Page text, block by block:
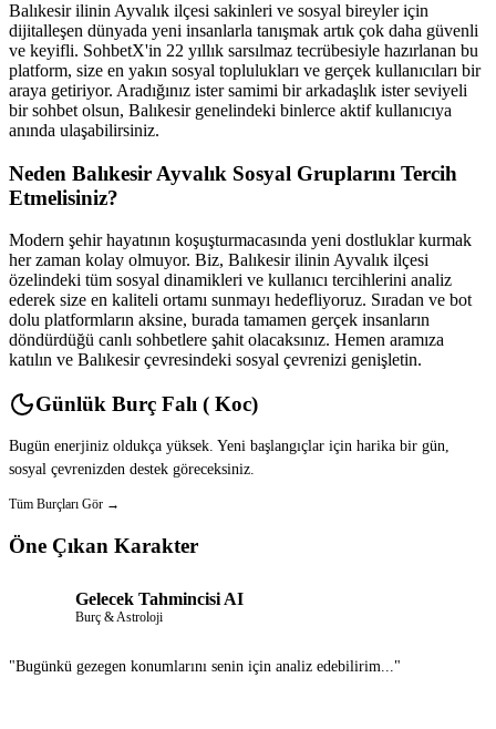
Balıkesir ilinin Ayvalık ilçesi sakinleri ve sosyal bireyler için
dijitalleşen dünyada yeni insanlarla tanışmak artık çok daha güvenli
ve keyifli. SohbetX'in 22 yıllık sarsılmaz tecrübesiyle hazırlanan bu
platform, size en yakın sosyal toplulukları ve gerçek kullanıcıları bir
araya getiriyor. Aradığınız ister samimi bir arkadaşlık ister seviyeli
bir sohbet olsun, Balıkesir genelindeki binlerce aktif kullanıcıya
anında ulaşabilirsiniz.
Neden Balıkesir Ayvalık Sosyal Gruplarını Tercih
Etmelisiniz?
Modern şehir hayatının koşuşturmacasında yeni dostluklar kurmak
her zaman kolay olmuyor. Biz, Balıkesir ilinin Ayvalık ilçesi
özelindeki tüm sosyal dinamikleri ve kullanıcı tercihlerini analiz
ederek size en kaliteli ortamı sunmayı hedefliyoruz. Sıradan ve bot
dolu platformların aksine, burada tamamen gerçek insanların
döndürdüğü canlı sohbetlere şahit olacaksınız. Hemen aramıza
katılın ve Balıkesir çevresindeki sosyal çevrenizi genişletin.
Günlük Burç Falı ( Koc)
Bugün enerjiniz oldukça yüksek. Yeni başlangıçlar için harika bir gün,
sosyal çevrenizden destek göreceksiniz.
Tüm Burçları Gör →
Öne Çıkan Karakter
Gelecek Tahmincisi AI
Burç & Astroloji
"Bugünkü gezegen konumlarını senin için analiz edebilirim..."